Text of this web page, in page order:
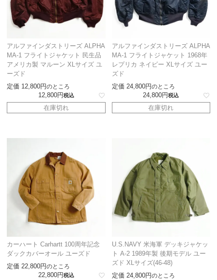
アルファインダストリーズ ALPHA
MA-1 フライトジャケット 民生品
アメリカ製 マルーン XLサイズ ユ
ーズド
定価 12,800 のところ
12,800 税込
在庫切れ
アルファインダストリーズ ALPHA
MA-1 フライトジャケット 1968年
レプリカ ネイビー XLサイズ ユー
ズド
定価 24,800 のところ
24,800 税込
在庫切れ
カーハート Carhartt 100周年記念
ダックカバーオール ユーズド
定価 22,800 のところ
22,800 税込
U.S.NAVY 米海軍 デッキジャケッ
ト A-2 1989年製 後期モデル ユー
ズド XLサイズ(46-48)
定価 24,800 のところ